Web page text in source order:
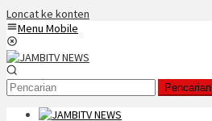
Loncat ke konten
Menu Mobile
Pencarian